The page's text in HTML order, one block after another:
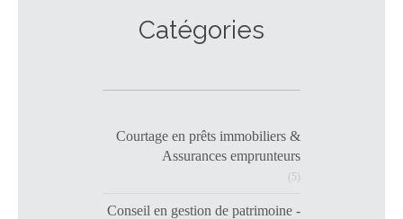
Catégories
Courtage en prêts immobiliers &
Assurances emprunteurs
(5)
Conseil en gestion de patrimoine -